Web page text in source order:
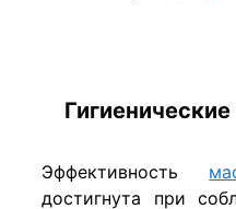
Эффективность
достигнута при